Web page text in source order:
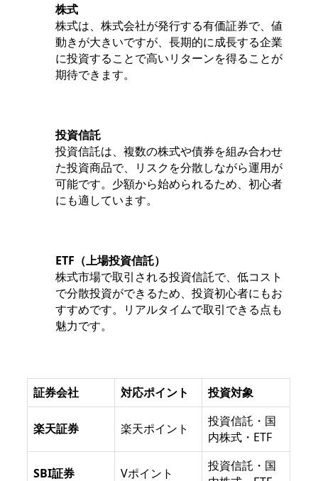
株式
株式は、株式会社が発行する有価証券で、値
動きが大きいですが、長期的に成長する企業
に投資することで高いリターンを得ることが
期待できます。
投資信託
投資信託は、複数の株式や債券を組み合わせ
た投資商品で、リスクを分散しながら運用が
可能です。少額から始められるため、初心者
にも適しています。
ETF（上場投資信託）
株式市場で取引される投資信託で、低コスト
で分散投資ができるため、投資初心者にもお
すすめです。リアルタイムで取引できる点も
魅力です。
証券会社 対応ポイント 投資対象
楽天証券 楽天ポイント
投資信託・国
内株式・ETF
SBI証券 Vポイント
投資信託・国